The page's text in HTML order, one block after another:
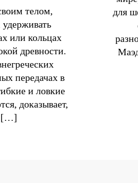
телом,
или кольцах
древности.
передачах в
и ловкие
доказывает,
[…]
для